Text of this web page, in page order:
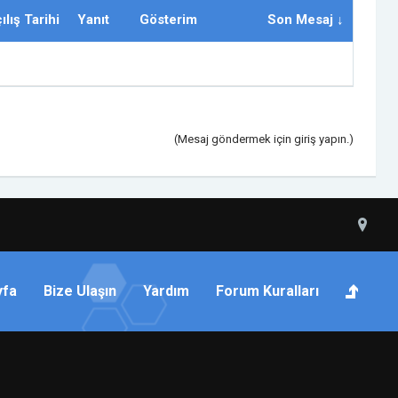
Tarihi Yanıt Gösterim Son Mesaj ↓
(Mesaj göndermek için giriş yapın.)
Bize Ulaşın Yardım Forum Kuralları